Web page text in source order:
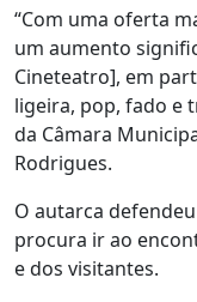
“Com uma oferta
um aumento
Cineteatro], em
ligeira, pop, fado e
da Câmara
Rodrigues.
O autarca
procura ir ao
e dos visitantes.